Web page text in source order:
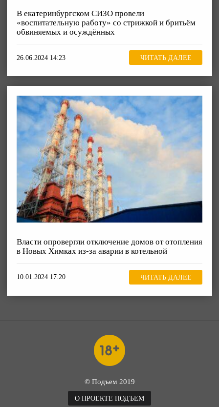
В екатеринбургском СИЗО провели
«воспитательную работу» со стрижкой и бритьём
обвиняемых и осуждённых
26.06.2024 14:23 ЧИТАТЬ ДАЛЕЕ
Власти опровергли отключение домов от отопления
в Новых Химках из-за аварии в котельной
10.01.2024 17:20 ЧИТАТЬ ДАЛЕЕ
© Подъем 2019
О ПРОЕКТЕ ПОДЪЕМ